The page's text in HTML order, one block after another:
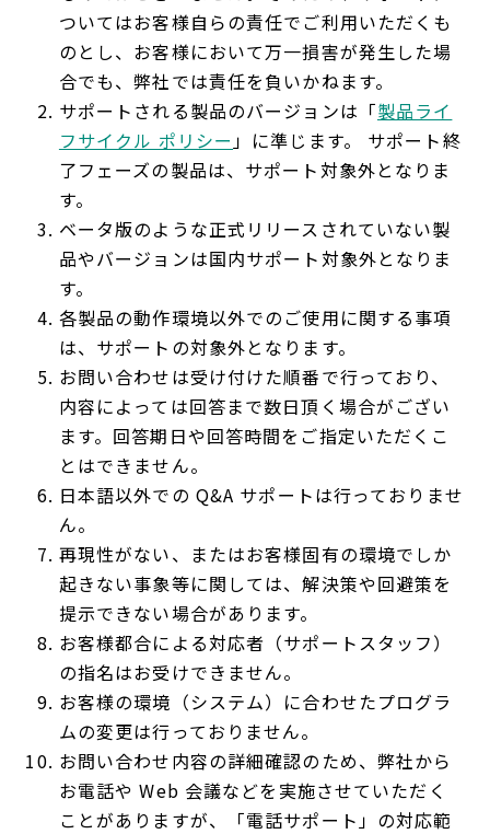
ついてはお客様自らの責任でご利用いただくも
のとし、お客様において万一損害が発生した場
合でも、弊社では責任を負いかねます。
サポートされる製品のバージョンは「製品ライ
フサイクル ポリシー」に準じます。 サポート終
了フェーズの製品は、サポート対象外となりま
す。
ベータ版のような正式リリースされていない製
品やバージョンは国内サポート対象外となりま
す。
各製品の動作環境以外でのご使用に関する事項
は、サポートの対象外となります。
お問い合わせは受け付けた順番で行っており、
内容によっては回答まで数日頂く場合がござい
ます。回答期日や回答時間をご指定いただくこ
とはできません。
日本語以外での Q&A サポートは行っておりませ
ん。
再現性がない、またはお客様固有の環境でしか
起きない事象等に関しては、解決策や回避策を
提示できない場合があります。
お客様都合による対応者（サポートスタッフ）
の指名はお受けできません。
お客様の環境（システム）に合わせたプログラ
ムの変更は行っておりません。
お問い合わせ内容の詳細確認のため、弊社から
お電話や Web 会議などを実施させていただく
ことがありますが、「電話サポート」の対応範